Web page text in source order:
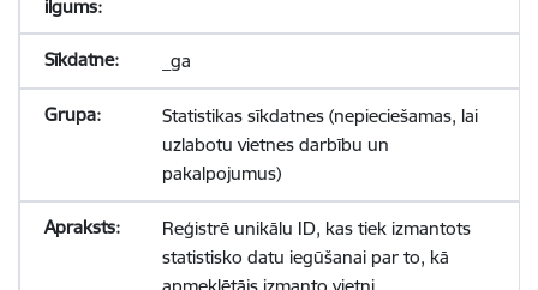
_ga
Statistikas sīkdatnes (nepieciešamas, lai
uzlabotu vietnes darbību un
pakalpojumus)
Reģistrē unikālu ID, kas tiek izmantots
statistisko datu iegūšanai par to, kā